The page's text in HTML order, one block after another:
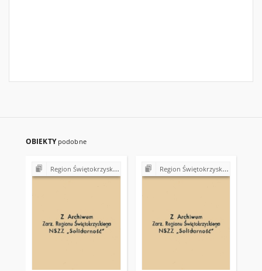
OBIEKTY podobne
Region Świętokrzyski NSZZ "Solidarność". Delegatura Starachowice Region Świętokrzyski NSZZ "Solidarność". Delegatura Starachowice